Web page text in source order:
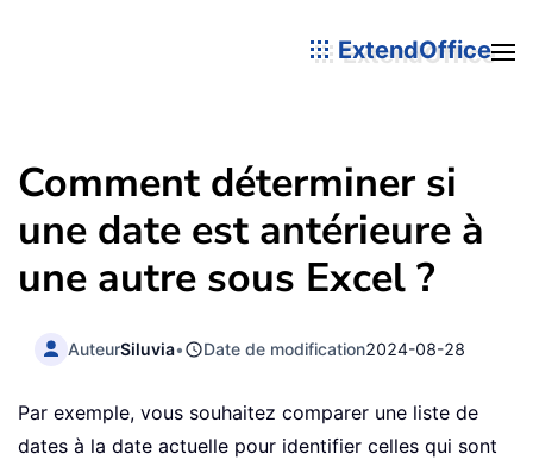
ExtendOffice
Comment déterminer si
une date est antérieure à
une autre sous Excel ?
AuteurSiluvia• Date de modification2024-08-28
Par exemple, vous souhaitez comparer une liste de
dates à la date actuelle pour identifier celles qui sont